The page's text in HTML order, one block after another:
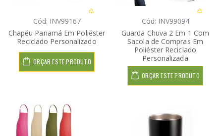
Cód: INV99167
Chapéu Panamá Em Poliéster
Reciclado Personalizado
ORÇAR ESTE PRODUTO
Cód: INV99094
Guarda Chuva 2 Em 1 Com
Sacola de Compras Em
Poliéster Reciclado
Personalizada
ORÇAR ESTE PRODUTO